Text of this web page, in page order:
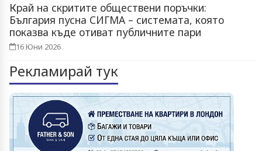
Край на скритите обществени поръчки:
България пусна СИГМА – системата, която
показва къде отиват публичните пари
16 Юни 2026
Рекламирай тук